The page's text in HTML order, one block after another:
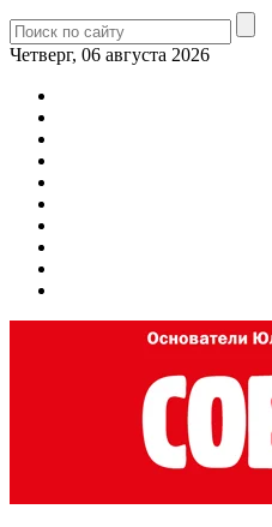
Четверг, 06 августа 2026